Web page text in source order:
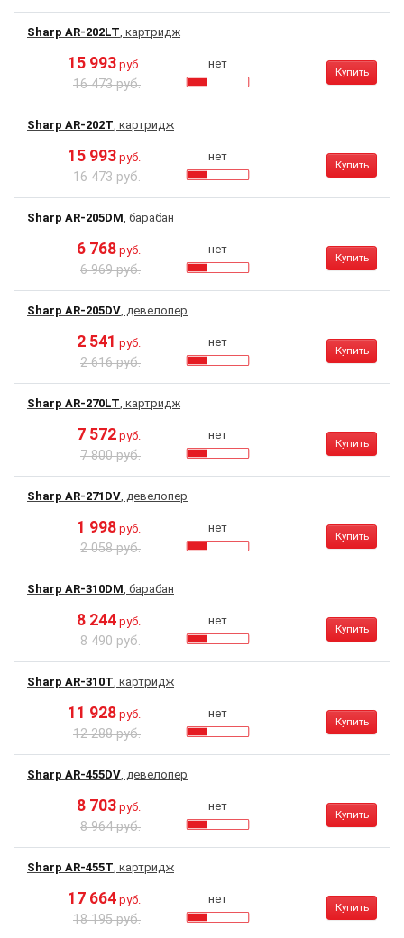
Sharp AR-202LT, картридж
15 993 руб.
16 473 руб.
нет
Купить
Sharp AR-202T, картридж
15 993 руб.
16 473 руб.
нет
Купить
Sharp AR-205DM, барабан
6 768 руб.
6 969 руб.
нет
Купить
Sharp AR-205DV, девелопер
2 541 руб.
2 616 руб.
нет
Купить
Sharp AR-270LT, картридж
7 572 руб.
7 800 руб.
нет
Купить
Sharp AR-271DV, девелопер
1 998 руб.
2 058 руб.
нет
Купить
Sharp AR-310DM, барабан
8 244 руб.
8 490 руб.
нет
Купить
Sharp AR-310T, картридж
11 928 руб.
12 288 руб.
нет
Купить
Sharp AR-455DV, девелопер
8 703 руб.
8 964 руб.
нет
Купить
Sharp AR-455T, картридж
17 664 руб.
18 195 руб.
нет
Купить